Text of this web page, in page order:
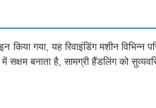
किया गया, यह रिवाइंडिंग मशीन
में सक्षम बनाता है, सामग्री हैंडलिंग को